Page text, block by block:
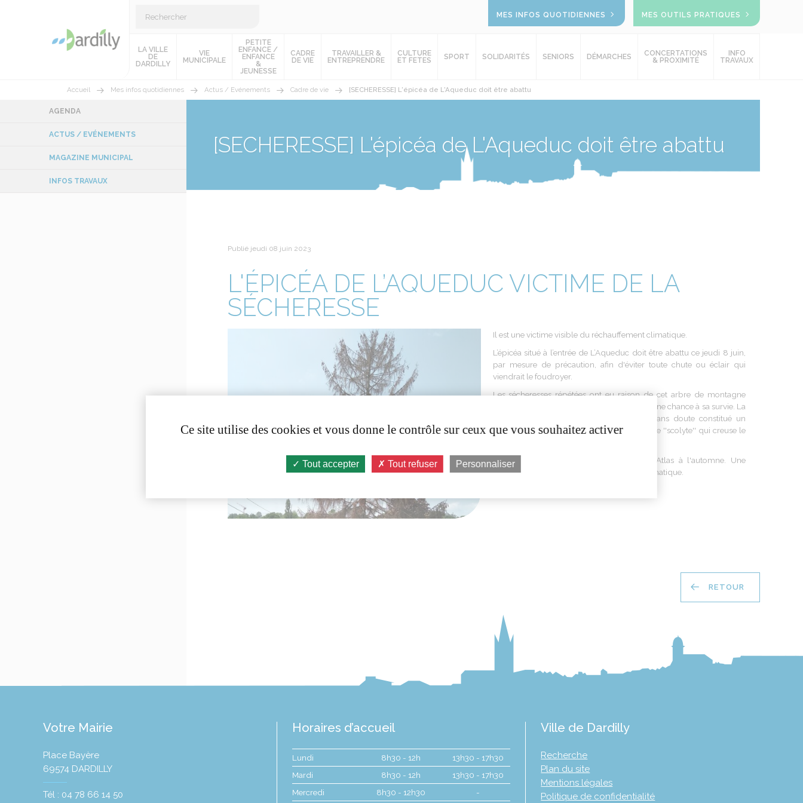
MES INFOS QUOTIDIENNES MES OUTILS PRATIQUES
LA VILLE
DE
DARDILLY
VIE
MUNICIPALE
PETITE
ENFANCE /
ENFANCE
&
JEUNESSE
CADRE
DE VIE
TRAVAILLER &
ENTREPRENDRE
CULTURE
ET FETES
SPORT SOLIDARITÉS SENIORS DÉMARCHES
CONCERTATIONS
& PROXIMITÉ
INFO
TRAVAUX
Accueil Mes infos quotidiennes Actus / Evénements Cadre de vie [SECHERESSE] L'épicéa de L'Aqueduc doit être abattu
[SECHERESSE] L'épicéa de L'Aqueduc doit être abattu
Publié jeudi 08 juin 2023
L'ÉPICÉA DE L’AQUEDUC VICTIME DE LA
SÉCHERESSE
Il est une victimevisible du réchauffement climatique.
L’épicéa situéà l’entréede L’Aqueduc doitêtre abattu ce jeudi 8 juin
par mesurede précaution afin d'éviter toutechute ouéclair qui
viendraitlefoudroyer.
Lessécheresses répétées onteu raison decet arbre de montagne
aucunechance à sa survie. La
a sans doute constituéun
terreau idéalpour son plus grandennemi : le ''scolyte'' qui creuse le
L’arbre
l'Atlasà l'automne
Une
essence plus
climatique.
RETOUR
AGENDA
ACTUS / EVÉNEMENTS
MAGAZINE MUNICIPAL
INFOS TRAVAUX
Votre Mairie
Place Bayère
69574 DARDILLY
Tél : 04 78 66 14 50
Horaires d’accueil
Lundi 8h30 - 12h
13h30 - 17h30
Mardi
8h30 - 12h
13h30 - 17h30
Mercredi
8h30 - 12h30 -
Ville de Dardilly
Recherche
Plan du site
Mentions légales
Politique de confidentialité
Ce site utilise des cookies et vous donne le contrôle sur ceux que vous souhaitez activer
Tout accepter Tout refuser Personnaliser